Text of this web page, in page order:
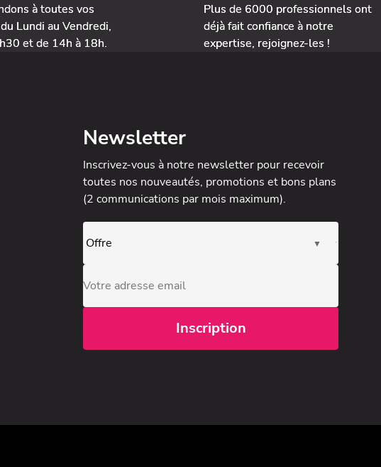
à toutes vos
Lundi au Vendredi,
et de 14h à 18h.
Plus de 6000 professionnels ont
déjà fait confiance à notre
expertise, rejoignez-les !
Newsletter
Inscrivez-vous à notre newsletter pour recevoir
toutes nos nouveautés, promotions et bons plans
(2 communications par mois maximum).